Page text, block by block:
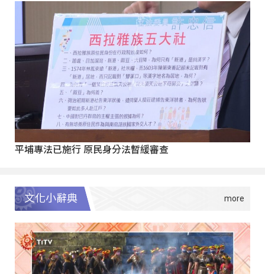
平埔專法已施行 原民身分法暫緩審查
文化小辭典